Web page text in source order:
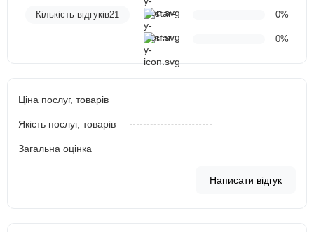
Кількість відгуків21 0%
0%
Ціна послуг, товарів
Якість послуг, товарів
Загальна оцінка
Написати відгук